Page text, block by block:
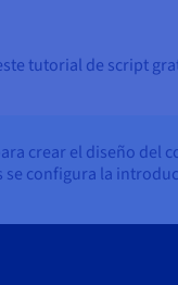
tutorial de script
crear el diseño del
configura la